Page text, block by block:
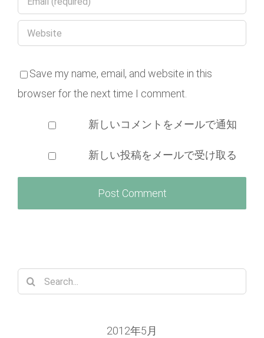
Save my name, email, and website in this
browser for the next time I comment.
新しいコメントをメールで通知
新しい投稿をメールで受け取る
Search
for:
2012年5月